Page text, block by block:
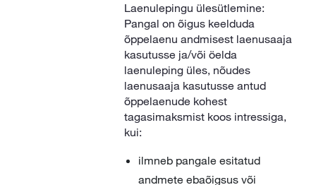
Laenulepingu ülesütlemine:
Pangal on õigus keelduda
õppelaenu andmisest laenusaaja
kasutusse ja/või öelda
laenuleping üles, nõudes
laenusaaja kasutusse antud
õppelaenude kohest
tagasimaksmist koos intressiga,
kui:
ilmneb pangale esitatud
andmete ebaõigsus või